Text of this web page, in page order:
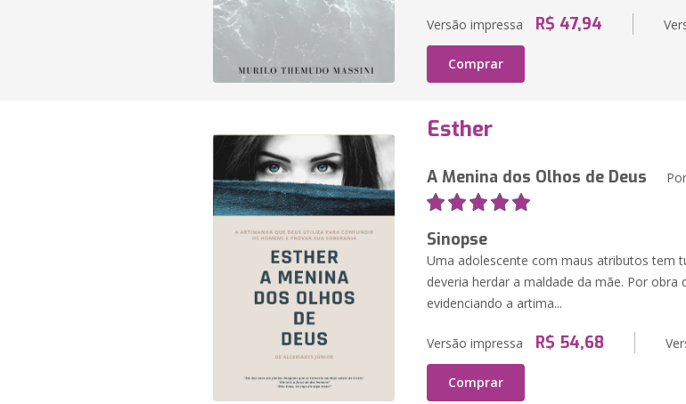
Versão impressa R$ 47,94
Comprar
Esther
A Menina dos Olhos de Deus
Sinopse
Uma adolescente com maus atributos tem
deveria herdar a maldade da mãe. Por
evidenciando a artima...
Versão impressa R$ 54,68
Comprar